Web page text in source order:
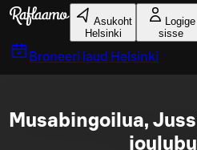
Liigu peamise sisu juurde
Asukoht
Helsinki
Logige
sisse
Broneeri laud Helsinki
Musabingoilua,